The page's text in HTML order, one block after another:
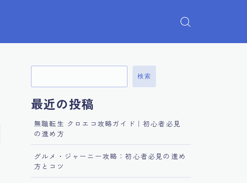
検索
最近の投稿
無職転生 クロエコ攻略ガイド｜初心者必見
の進め方
グルメ・ジャーニー攻略：初心者必見の進め
方とコツ